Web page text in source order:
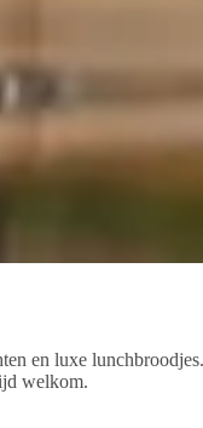
en luxe
welkom.